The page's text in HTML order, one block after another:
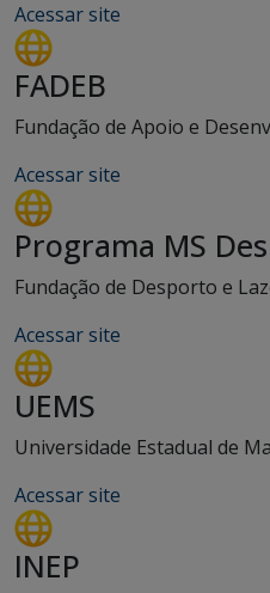
Acessar site
FADEB
Fundação de Apoio e
Acessar site
Programa MS
Fundação de Desporto e
Acessar site
UEMS
Universidade Estadual de
Acessar site
INEP